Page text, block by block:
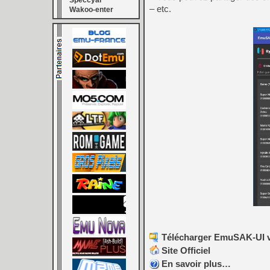
Wakoo-enter
– etc.
Télécharger EmuSAK-UI
Site Officiel
En savoir plus…